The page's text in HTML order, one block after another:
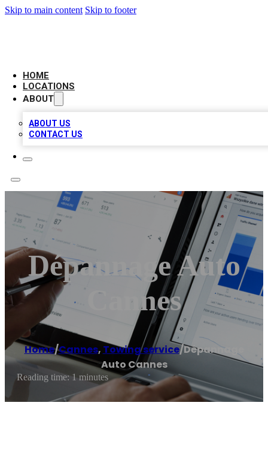
Skip to main content Skip to footer
HOME
LOCATIONS
ABOUT
ABOUT US
CONTACT US
Dépannage Auto
Cannes
Home/Cannes, Towing service/Dépannage
Auto Cannes
Reading time: 1 minutes